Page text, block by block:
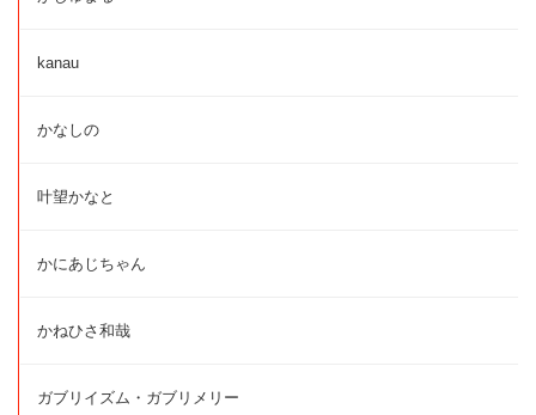
kanau
かなしの
叶望かなと
かにあじちゃん
かねひさ和哉
ガブリイズム・ガブリメリー